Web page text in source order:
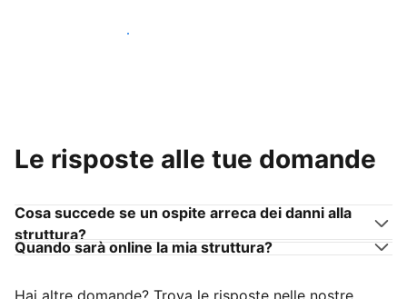
Unisciti ad altri host come te
Le risposte alle tue domande
Cosa succede se un ospite arreca dei danni alla
struttura?
Quando sarà online la mia struttura?